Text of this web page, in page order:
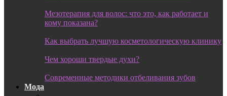
Мезотерапия для волос: что это, как работает и
кому показана?
Как выбрать лучшую косметологическую клинику
Чем хороши твердые духи?
Современные методики отбеливания зубов
Мода